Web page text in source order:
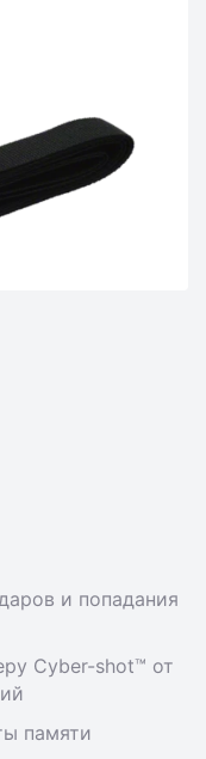
и попадания
Cyber-shot™ от
памяти